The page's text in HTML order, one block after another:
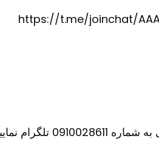
https://t.me/joinchat/
تلگرام نمایید.